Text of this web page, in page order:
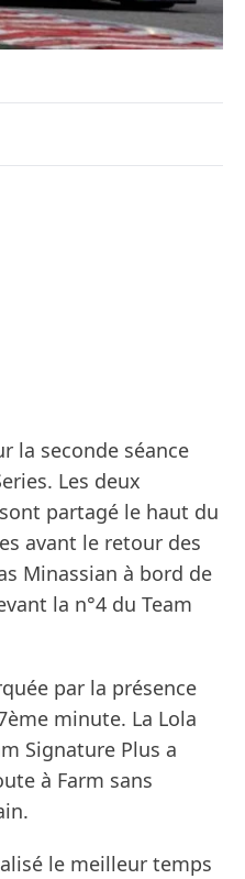
la seconde séance
Les deux
partagé le haut du
avant le retour des
Minassian à bord de
la n°4 du Team
par la présence
minute. La Lola
Signature Plus a
à Farm sans
le meilleur temps